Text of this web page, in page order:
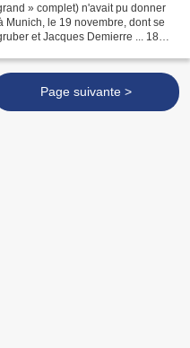
» complet) n'avait pu donner
le 19 novembre, dont se
et Jacques Demierre ... 18
Page suivante >